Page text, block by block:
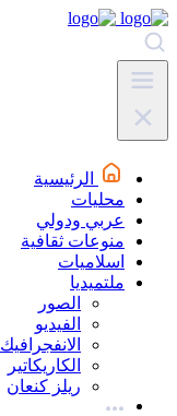
الرئيسية
محليات
عربي ودولي
منوعات ثقافية
اسلاميات
ملتميديا
الصور
الفيديو
الانفجرافيك
الكاريكاتير
ريلز كنعان